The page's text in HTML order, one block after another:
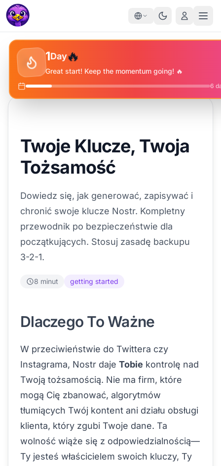
🔥
✨
⭐ 1Day🔥
Great start! Keep the momentum going! 🔥
6
Twoje Klucze, Twoja
Tożsamość
Dowiedz się, jak generować, zapisywać i
chronić swoje klucze Nostr. Kompletny
przewodnik po bezpieczeństwie dla
początkujących. Stosuj zasadę backupu
3-2-1.
8 minut getting started
Dlaczego To Ważne
W przeciwieństwie do Twittera czy
Instagrama, Nostr daje Tobie kontrolę nad
Twoją tożsamością. Nie ma firm, które
mogą Cię zbanować, algorytmów
tłumiących Twój kontent ani działu obsługi
klienta, który zgubi Twoje dane. Ta
wolność wiąże się z odpowiedzialnością—
Ty jesteś właścicielem swoich kluczy, Ty